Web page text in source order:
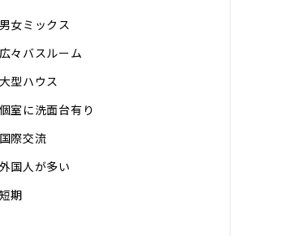
男女ミックス
広々バスルーム
大型ハウス
個室に洗面台有り
国際交流
外国人が多い
短期